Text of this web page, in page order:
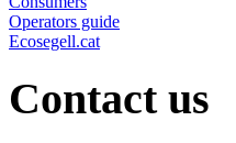
Operators guide
Ecosegell.cat
Contact us